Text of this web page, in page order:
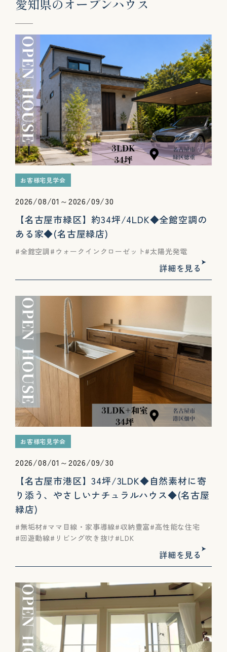
愛知県のオープンハウ ス
お客様宅見学会
2026/08/01～2026/09/30
【名古屋市緑区】約34坪/4LDK◆全館空調の
ある家◆(名古屋緑店)
全館空調 ウォークインクローゼット 太陽光発電
詳細を見る
お客様宅見学会
2026/08/01～2026/09/30
【名古屋市港区】34坪/3LDK◆自然素材に寄
り添う、やさしいナチュラルハウス◆(名古屋
緑店)
無垢材 ママ目線・家事導線 収納豊富
高性能な住宅
回遊動線
リビング吹き抜け LDK
詳細を見る